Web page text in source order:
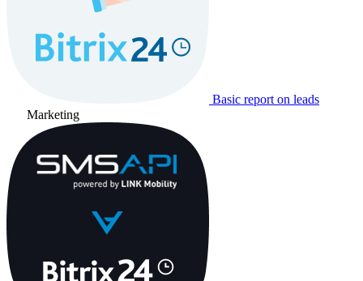
Basic report on leads
Marketing